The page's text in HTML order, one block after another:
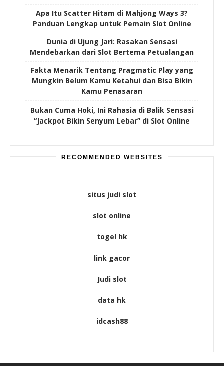
Apa Itu Scatter Hitam di Mahjong Ways 3?
Panduan Lengkap untuk Pemain Slot Online
Dunia di Ujung Jari: Rasakan Sensasi
Mendebarkan dari Slot Bertema Petualangan
Fakta Menarik Tentang Pragmatic Play yang
Mungkin Belum Kamu Ketahui dan Bisa Bikin
Kamu Penasaran
Bukan Cuma Hoki, Ini Rahasia di Balik Sensasi
“Jackpot Bikin Senyum Lebar” di Slot Online
RECOMMENDED WEBSITES
situs judi slot
slot online
togel hk
link gacor
Judi slot
data hk
idcash88